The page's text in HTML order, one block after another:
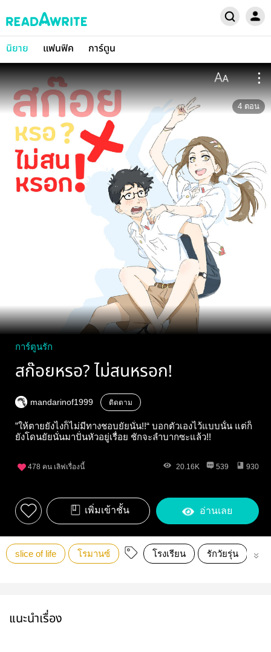
นิยาย แฟนฟิค การ์ตูน
4 ตอน
การ์ตูนรัก
สก๊อยหรอ? ไม่สนหรอก!
mandarinof1999 ติดตาม
”ให้ตายยังไงก็ไม่มีทางชอบยัยนั่น!!“ บอกตัวเองไว้แบบนั้น แต่ก็
ยังโดนยัยนั่นมาปั่นหัวอยู่เรื่อย ชักจะลำบากซะแล้ว!!
478 คน เลิฟเรื่องนี้ 20.16K 539 930
เพิ่มเข้าชั้น อ่านเลย
slice of life โรมานซ์ โรงเรียน รักวัยรุ่น
แนะนำเรื่อง